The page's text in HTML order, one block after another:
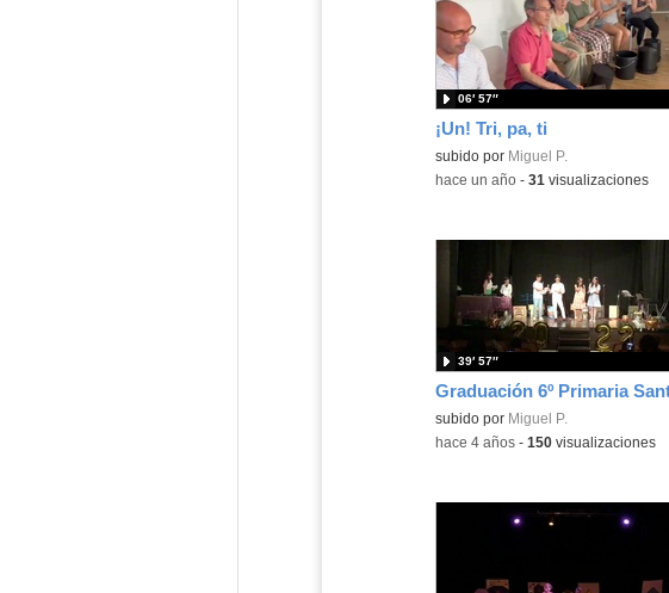
¡Un! Tri, pa, ti
subido por Miguel P.
06′ 57″
-hace un año- 31 visualizaciones
subido por Miguel P.
39′ 57″
-hace 4 años- 150visualizaciones